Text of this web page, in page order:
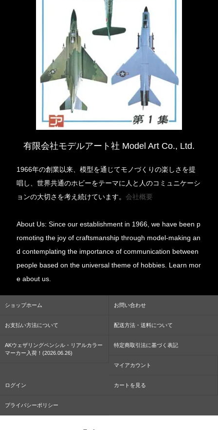
有限会社モデルアート社 Model Art Co., Ltd.
1966年の創業以来、模型を通じてモノづくりの楽しさを提
唱し、世界共通のホビーをテーマに人と人のコミュニケーシ
ョンの大切さを考え続けています。会社概要
About Us: Since our establishment in 1966, we have been p
romoting the joy of craftsmanship through model-making an
d contemplating the importance of communication between
people based on the universal theme of hobbies. Learn mor
e about us.
ショップホーム お問い合わせ
お支払い方法について 配送方法・送料について
AKウェザリングペンシル・リアルカラー
マーカー入荷！(2026.06.26)
特定商取引法に基づく表記
マイアカウント
ログイン カートを見る
プライバシーポリシー